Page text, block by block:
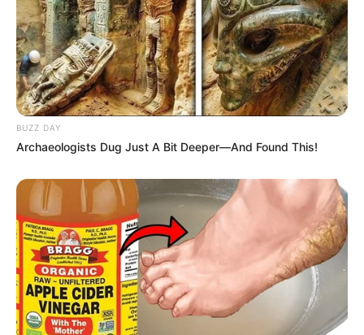
Les Secondes Chances du Quinté du jour
Des candidats sérieux pour les places.
Juste Une d’Athou (16)
Performante lors de ses débuts sur le steeple palois, elle
Clément Lefebvre, elle pourrait surprendre.
Inside Montlioux (7)
Toujours vaillant et appréciant le terrain profond, il devrait
à nouveau lutter pour les places d’honneur.
J’Arrive de l’Est (8)
Cheval de fond et habitué des courses longues, il pourrait
créer une surprise sur ce parcours sélectif.
BUZZ DAY
Archaeologists Dug Just A Bit Deeper—And Found This!